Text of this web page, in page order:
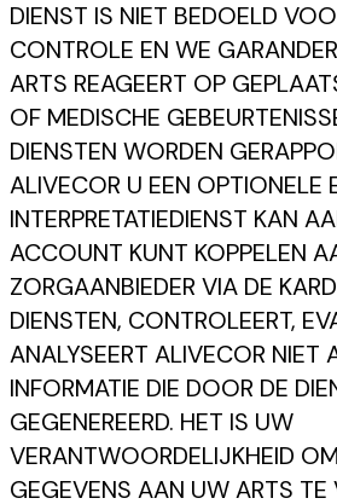
DIENST IS NIET BEDOELD
CONTROLE EN WE
ARTS REAGEERT OP
OF MEDISCHE
DIENSTEN WORDEN
ALIVECOR U EEN OPTIONELE
INTERPRETATIEDIENST KAN
ACCOUNT KUNT KOPPELEN
ZORGAANBIEDER VIA DE
DIENSTEN, CONTROLEERT,
ANALYSEERT ALIVECOR NIET
INFORMATIE DIE DOOR DE
GEGENEREERD. HET IS UW
VERANTWOORDELIJKHEID
GEGEVENS AAN UW ARTS TE